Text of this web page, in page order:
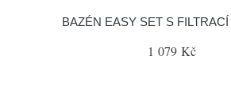
BAZÉN EASY SET S
1 079 Kč